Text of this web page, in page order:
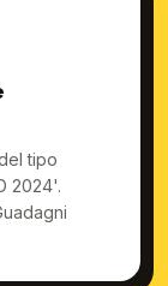
tipo
2024'.